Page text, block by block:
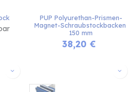
PUP Polyurethan-Prismen-
Magnet-Schraubstockbacken
150 mm
38,20 €